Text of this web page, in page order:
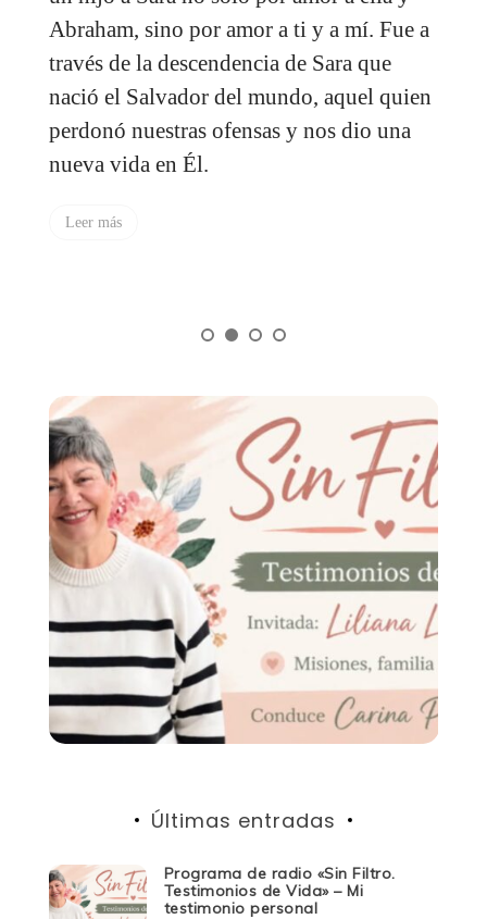
Abraham, sino por amor a ti y a mí. Fue a
través de la descendencia de Sara que
nació el Salvador del mundo, aquel quien
perdonó nuestras ofensas y nos dio una
nueva vida en Él.
Leer más
Últimas entradas
Programa de radio «Sin Filtro.
Testimonios de Vida» – Mi
testimonio personal